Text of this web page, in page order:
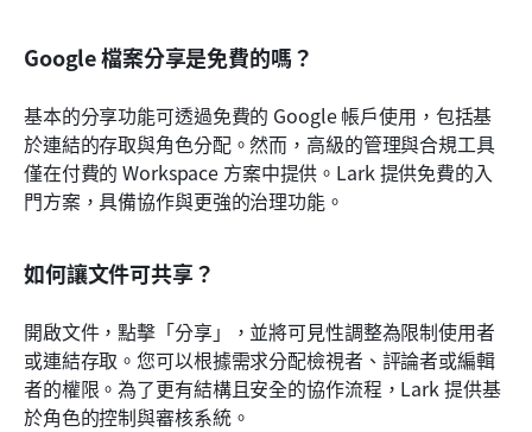
Google 檔案分享是免費的嗎？
基本的分享功能可透過免費的 Google 帳戶使用，包括基
於連結的存取與角色分配。然而，高級的管理與合規工具
僅在付費的 Workspace 方案中提供。Lark 提供免費的入
門方案，具備協作與更強的治理功能。
如何讓文件可共享？
開啟文件，點擊「分享」，並將可見性調整為限制使用者
或連結存取。您可以根據需求分配檢視者、評論者或編輯
者的權限。為了更有結構且安全的協作流程，Lark 提供基
於角色的控制與審核系統。